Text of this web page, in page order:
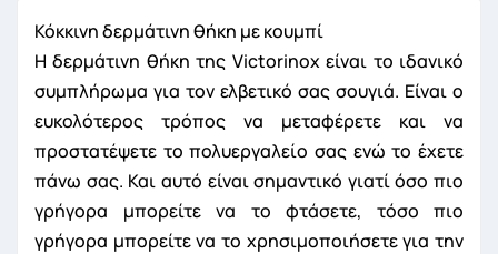
Κόκκινη δερμάτινη θήκη με κουμπί
H δερμάτινη θήκη της Victorinox είναι το ιδανικό
συμπλήρωμα για τον ελβετικό σας σουγιά. Είναι ο
ευκολότερος τρόπος να μεταφέρετε και να
προστατέψετε το πολυεργαλείο σας ενώ το έχετε
πάνω σας. Και αυτό είναι σημαντικό γιατί όσο πιο
γρήγορα μπορείτε να το φτάσετε, τόσο πιο
γρήγορα μπορείτε να το χρησιμοποιήσετε για την